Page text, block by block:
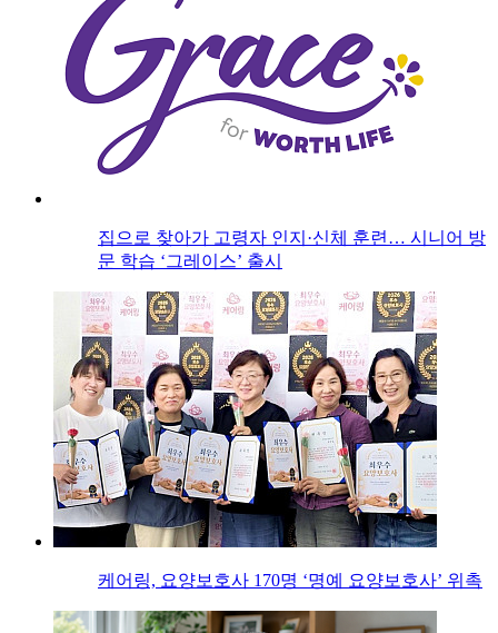
집으로 찾아가 고령자 인지·신체 훈련… 시니어 방
문 학습 ‘그레이스’ 출시
케어링, 요양보호사 170명 ‘명예 요양보호사’ 위촉